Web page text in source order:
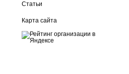
Статьи
Карта сайта